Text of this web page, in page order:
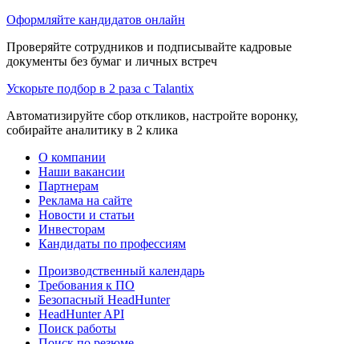
Оформляйте кандидатов онлайн
Проверяйте сотрудников и подписывайте кадровые
документы без бумаг и личных встреч
Ускорьте подбор в 2 раза с Talantix
Автоматизируйте сбор откликов, настройте воронку,
собирайте аналитику в 2 клика
О компании
Наши вакансии
Партнерам
Реклама на сайте
Новости и статьи
Инвесторам
Кандидаты по профессиям
Производственный календарь
Требования к ПО
Безопасный HeadHunter
HeadHunter API
Поиск работы